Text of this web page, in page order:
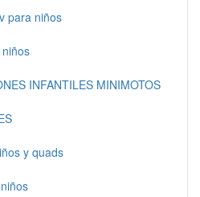
para niños
INFANTILES MINIMOTOS
y quads